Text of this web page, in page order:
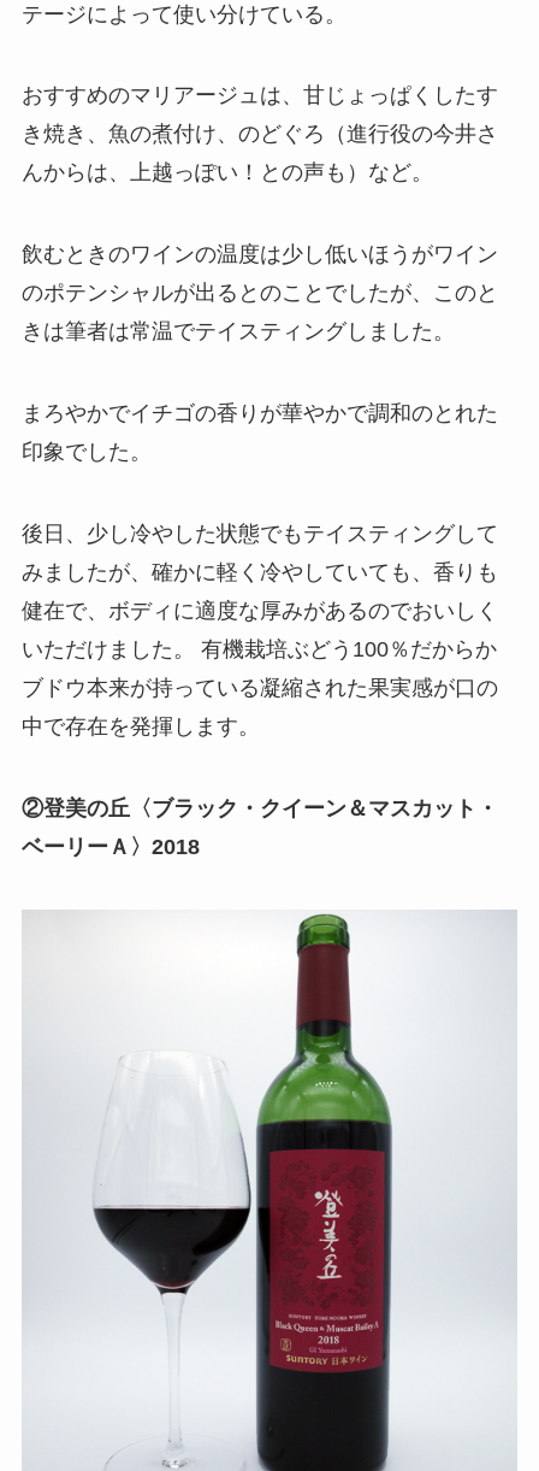
テージによって使い分けている。
おすすめのマリアージュは、甘じょっぱくしたす
き焼き、魚の煮付け、のどぐろ（進行役の今井さ
んからは、上越っぽい！との声も）など。
飲むときのワインの温度は少し低いほうがワイン
のポテンシャルが出るとのことでしたが、このと
きは筆者は常温でテイスティングしました。
まろやかでイチゴの香りが華やかで調和のとれた
印象でした。
後日、少し冷やした状態でもテイスティングして
みましたが、確かに軽く冷やしていても、香りも
健在で、ボディに適度な厚みがあるのでおいしく
いただけました。 有機栽培ぶどう100％だからか
ブドウ本来が持っている凝縮された果実感が口の
中で存在を発揮します。
②登美の丘〈ブラック・クイーン＆マスカット・
ベーリーＡ〉2018